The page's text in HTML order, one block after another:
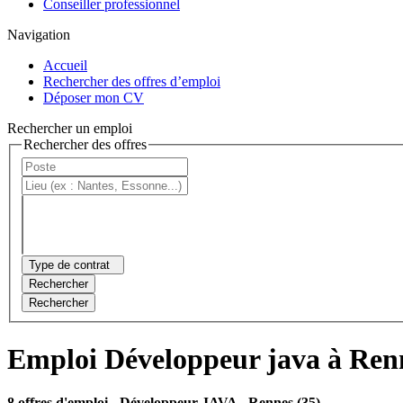
Conseiller professionnel
Navigation
Accueil
Rechercher des offres d’emploi
Déposer mon CV
Rechercher un emploi
Rechercher des offres
Type de contrat
Rechercher
Rechercher
Emploi Développeur java à